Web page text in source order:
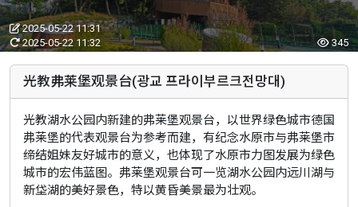
2025-05-22 11:31
2025-05-22 11:32
345
光教弗莱堡观景台(광교 프라이부르크전망대)
光教湖水公园内新建的弗莱堡观景台，以世界绿色城市德国
弗莱堡的代表观景台为参考而建，有纪念水原市与弗莱堡市
缔结姐妹友好城市的意义，也体现了水原市力图发展为绿色
城市的宏伟蓝图。弗莱堡观景台可一览湖水公园内远川湖与
新垈湖的美好景色，特以黄昏美景最为壮观。